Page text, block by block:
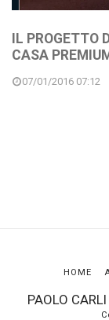
IL
CASA
07/01/2016 07:12
PAOLO
HOME